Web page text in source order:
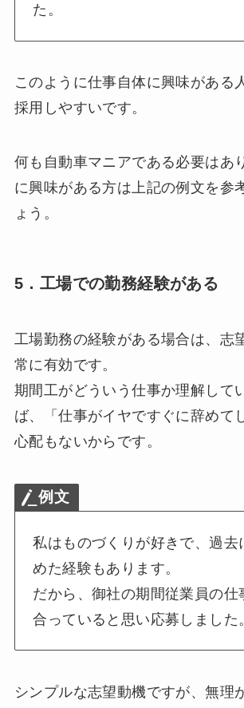
た。
このように仕事自体に興味がある
採用しやすいです。
何も自動車マニアである必要はあ
に興味がある方は上記の例文を参
ょう。
5．工場での勤務経験がある
工場勤務の経験がある場合は、志
常に有効です。
期間工がどういう仕事か理解して
ば、「仕事がイヤですぐに辞めて
心配もないからです。
例文
私はものづくりが好きで、過去
めた経験もあります。
だから、御社の期間従業員の仕
合っていると思い応募しました
シンプルな志望動機ですが、無理